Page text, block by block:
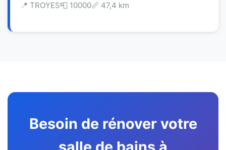
📍 TROYES📮 10000📏 47,4 km
Besoin de rénover votre